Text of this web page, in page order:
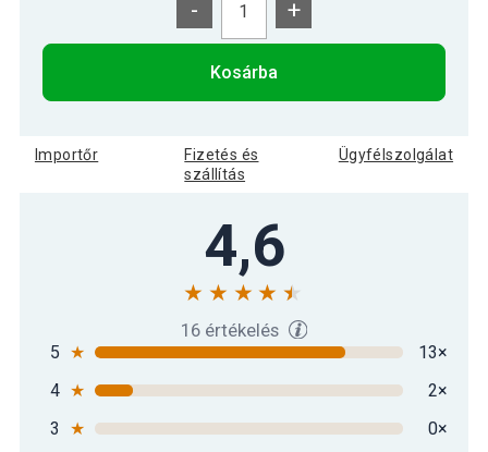
- +
Kosárba
Importőr
Fizetés és
szállítás
Ügyfélszolgálat
4,6
16 értékelés
5 ★
13×
4 ★
2×
3
★
0×